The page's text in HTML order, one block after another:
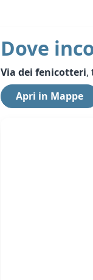
Dove
Via dei fenicotteri,
Apri in Mappe